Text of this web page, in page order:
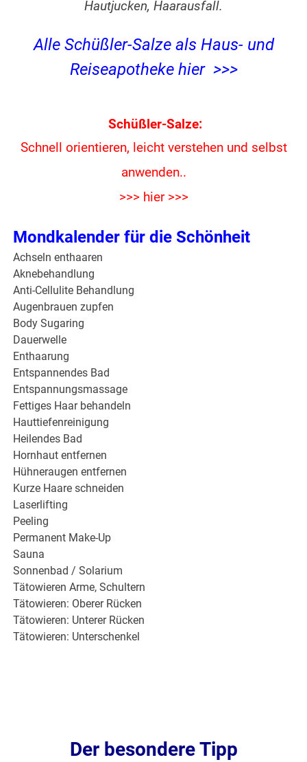
Hautjucken, Haarausfall.
Alle Schüßler-Salze als Haus- und
Reiseapotheke hier >>>
Schüßler-Salze:
Schnell orientieren, leicht verstehen und selbst
anwenden..
>>> hier >>>
Mondkalender für die Schönheit
Achseln enthaaren
Aknebehandlung
Anti-Cellulite Behandlung
Augenbrauen zupfen
Body Sugaring
Dauerwelle
Enthaarung
Entspannendes Bad
Entspannungsmassage
Fettiges Haar behandeln
Hauttiefenreinigung
Heilendes Bad
Hornhaut entfernen
Hühneraugen entfernen
Kurze Haare schneiden
Laserlifting
Peeling
Permanent Make-Up
Sauna
Sonnenbad / Solarium
Tätowieren Arme, Schultern
Tätowieren: Oberer Rücken
Tätowieren: Unterer Rücken
Tätowieren: Unterschenkel
Der besondere Tipp